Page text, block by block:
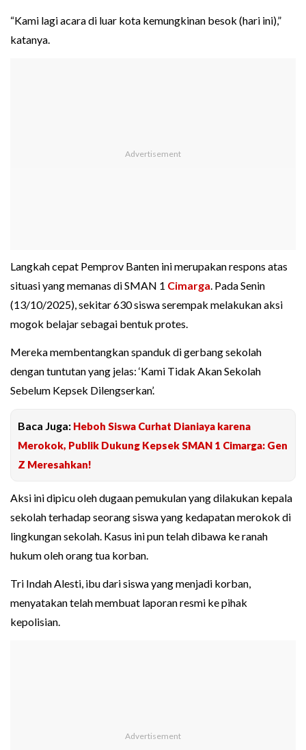
“Kami lagi acara di luar kota kemungkinan besok (hari ini),”
katanya.
Langkah cepat Pemprov Banten ini merupakan respons atas
situasi yang memanas di SMAN 1 Cimarga. Pada Senin
(13/10/2025), sekitar 630 siswa serempak melakukan aksi
mogok belajar sebagai bentuk protes.
Mereka membentangkan spanduk di gerbang sekolah
dengan tuntutan yang jelas: ‘Kami Tidak Akan Sekolah
Sebelum Kepsek Dilengserkan’.
Baca Juga: Heboh Siswa Curhat Dianiaya karena
Merokok, Publik Dukung Kepsek SMAN 1 Cimarga: Gen
Z Meresahkan!
Aksi ini dipicu oleh dugaan pemukulan yang dilakukan kepala
sekolah terhadap seorang siswa yang kedapatan merokok di
lingkungan sekolah. Kasus ini pun telah dibawa ke ranah
hukum oleh orang tua korban.
Tri Indah Alesti, ibu dari siswa yang menjadi korban,
menyatakan telah membuat laporan resmi ke pihak
kepolisian.